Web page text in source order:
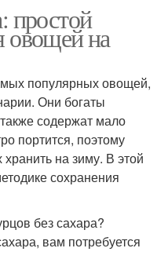
простой
овощей на
популярных овощей,
Они богаты
содержат мало
портится, поэтому
на зиму. В этой
сохранения
без сахара?
вам потребуется